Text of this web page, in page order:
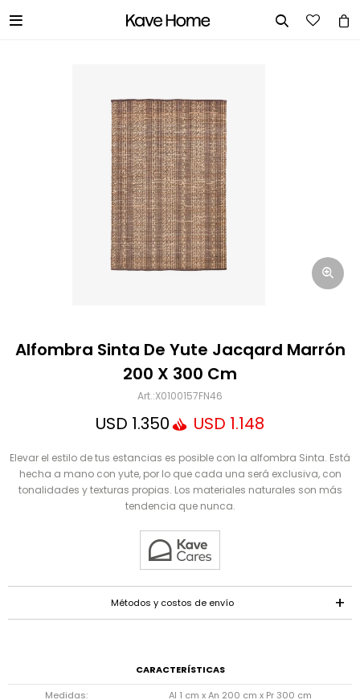
 
Alfombra Sinta De Yute Jacqard Marrón
200 X 300 Cm
X0100157FN46
USD 1.350 USD 1.148
Elevar el estilo de tus estancias es posible con la alfombra Sinta. Está
hecha a mano con yute, por lo que cada una será exclusiva, con
tonalidades y texturas propias. Los materiales naturales son más
tendencia que nunca.
Métodos y costos de envío
CARACTERÍSTICAS
Medidas
Al 1 cm x An 200 cm x Pr 300 cm
INFORMAREMOS CUANDO TENGAMOS
STOCK DISPONIBLE.
Correo electrónico